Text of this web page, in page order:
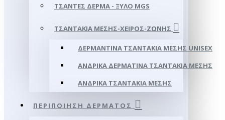
ΤΣΆΝΤΕΣ ΔΈΡΜΑ - ΞΎΛΟ MGS
ΤΣΑΝΤΆΚΙΑ ΜΈΣΗΣ-ΧΕΙΡΌΣ-ΖΏΝΗΣ
ΔΕΡΜΆΝΤΙΝΑ ΤΣΑΝΤΆΚΙΑ ΜΈΣΗΣ UNISEX
ΑΝΔΡΙΚΆ ΔΕΡΜΆΤΙΝΑ ΤΣΑΝΤΆΚΙΑ ΜΈΣΗΣ
ΑΝΔΡΙΚΆ ΤΣΑΝΤΆΚΙΑ ΜΈΣΗΣ
ΠΕΡΙΠΟΊΗΣΗ ΔΈΡΜΑΤΟΣ